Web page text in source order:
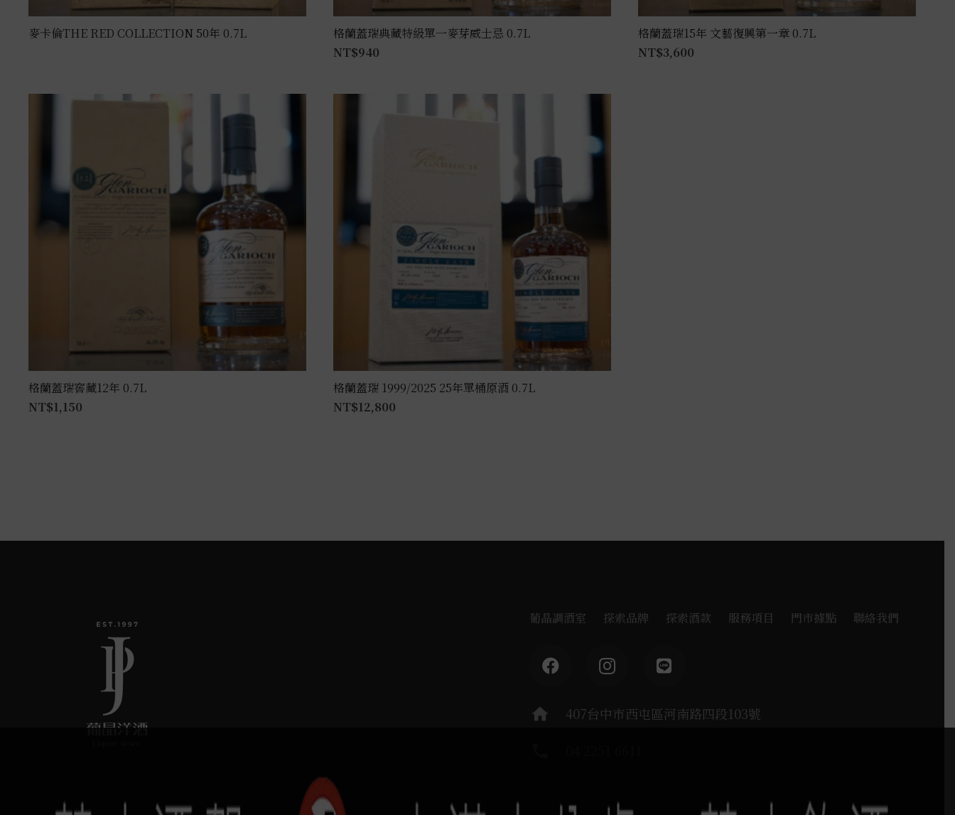
麥卡倫THE RED COLLECTION 50年 0.7L
格蘭蓋瑞典藏特級單一麥芽威士忌 0.7L
NT$940
格蘭蓋瑞15年 文藝復興第一章 0.7L
NT$3,600
格蘭蓋瑞窖藏12年 0.7L
NT$1,150
格蘭蓋瑞 1999/2025 25年單桶原酒 0.7L
NT$12,800
葡晶調酒室 探索品牌 探索酒款 服務項目 門市據點 聯絡我們
home 407台中市西屯區河南路四段103號